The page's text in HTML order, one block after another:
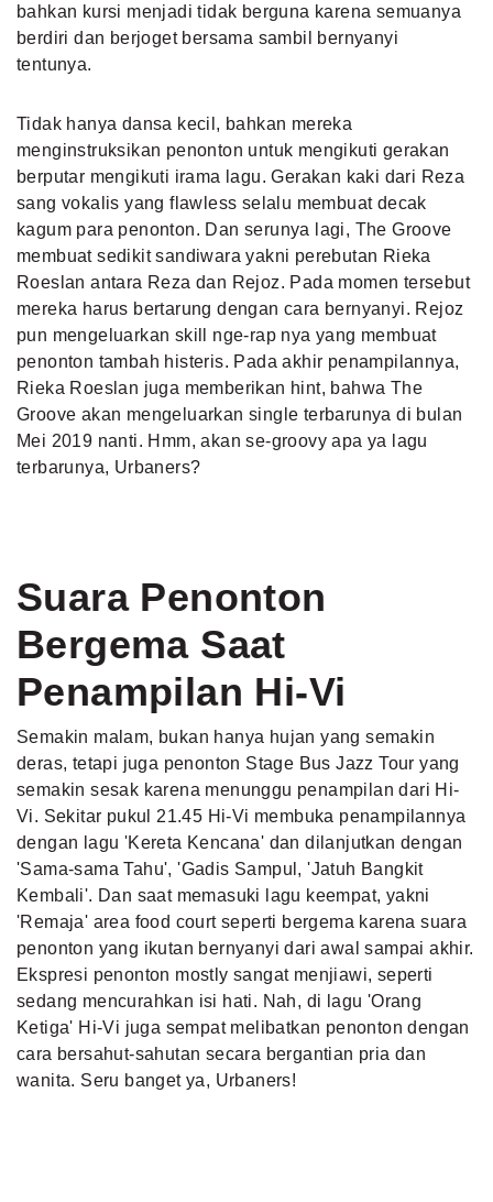
bahkan kursi menjadi tidak berguna karena semuanya
berdiri dan berjoget bersama sambil bernyanyi
tentunya.
Tidak hanya dansa kecil, bahkan mereka
menginstruksikan penonton untuk mengikuti gerakan
berputar mengikuti irama lagu. Gerakan kaki dari Reza
sang vokalis yang flawless selalu membuat decak
kagum para penonton. Dan serunya lagi, The Groove
membuat sedikit sandiwara yakni perebutan Rieka
Roeslan antara Reza dan Rejoz. Pada momen tersebut
mereka harus bertarung dengan cara bernyanyi. Rejoz
pun mengeluarkan skill nge-rap nya yang membuat
penonton tambah histeris. Pada akhir penampilannya,
Rieka Roeslan juga memberikan hint, bahwa The
Groove akan mengeluarkan single terbarunya di bulan
Mei 2019 nanti. Hmm, akan se-groovy apa ya lagu
terbarunya, Urbaners?
Suara Penonton
Bergema Saat
Penampilan Hi-Vi
Semakin malam, bukan hanya hujan yang semakin
deras, tetapi juga penonton Stage Bus Jazz Tour yang
semakin sesak karena menunggu penampilan dari Hi-
Vi. Sekitar pukul 21.45 Hi-Vi membuka penampilannya
dengan lagu 'Kereta Kencana' dan dilanjutkan dengan
'Sama-sama Tahu', 'Gadis Sampul, 'Jatuh Bangkit
Kembali'. Dan saat memasuki lagu keempat, yakni
'Remaja' area food court seperti bergema karena suara
penonton yang ikutan bernyanyi dari awal sampai akhir.
Ekspresi penonton mostly sangat menjiawi, seperti
sedang mencurahkan isi hati. Nah, di lagu 'Orang
Ketiga' Hi-Vi juga sempat melibatkan penonton dengan
cara bersahut-sahutan secara bergantian pria dan
wanita. Seru banget ya, Urbaners!